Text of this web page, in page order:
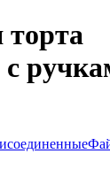
торта
с